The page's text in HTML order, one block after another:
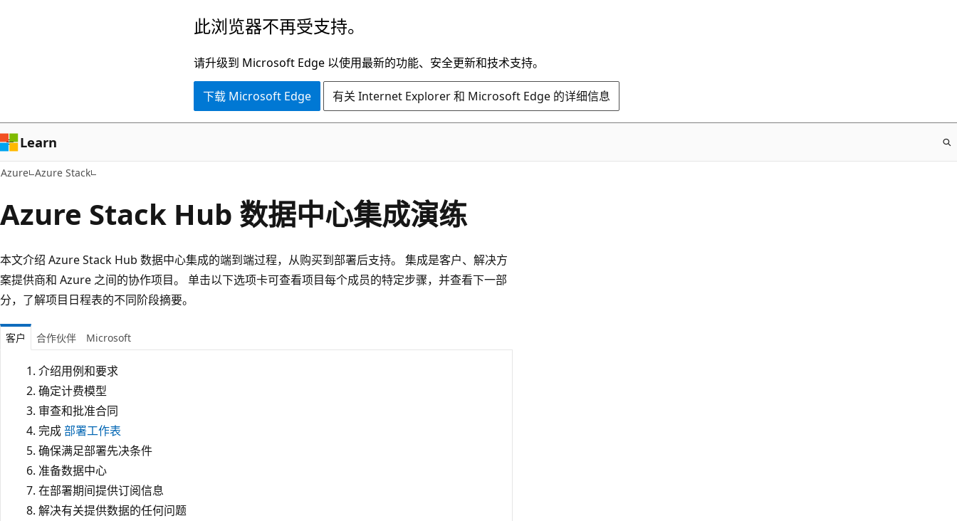
容
此浏览器不再受支持。
请升级到 Microsoft Edge 以使用最新的功能、安全更新和技术支持。
下载 Microsoft Edge 有关 Internet Explorer 和 Microsoft Edge 的详细信息
Learn
Azure Azure Stack
Azure Stack Hub 数据中心集成演练
本文介绍 Azure Stack Hub 数据中心集成的端到端过程，从购买到部署后支持。 集成是客户、解决方
案提供商和 Azure 之间的协作项目。 单击以下选项卡可查看项目每个成员的特定步骤，并查看下一部
分，了解项目日程表的不同阶段摘要。
客户 合作伙伴 Microsoft
介绍用例和要求
确定计费模型
审查和批准合同
完成部署工作表
确保满足部署先决条件
准备数据中心
在部署期间提供订阅信息
解决有关提供数据的任何问题